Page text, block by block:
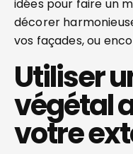
idées pour faire un
décorer
vos façades, ou
Utiliser
végétal
votre